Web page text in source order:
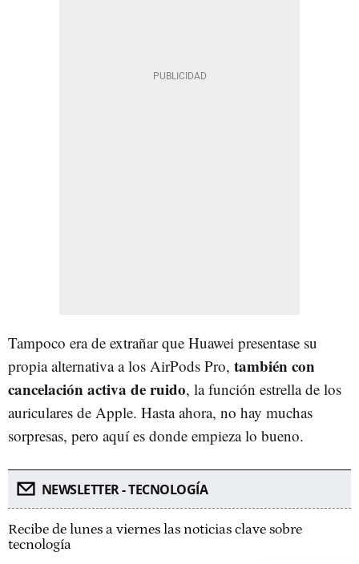
Tampoco era de extrañar que Huawei presentase su
propia alternativa a los AirPods Pro, también con
cancelación activa de ruido, la función estrella de los
auriculares de Apple. Hasta ahora, no hay muchas
sorpresas, pero aquí es donde empieza lo bueno.
NEWSLETTER - TECNOLOGÍA
Recibe de lunes a viernes las noticias clave sobre
tecnología